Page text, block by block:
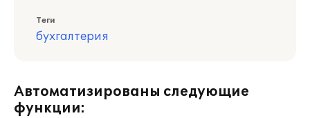
Теги
бухгалтерия
Автоматизированы следующие
функции: